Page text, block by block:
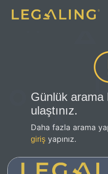
Günlük arama
ulaştınız.
Daha fazla arama
giriş yapınız.